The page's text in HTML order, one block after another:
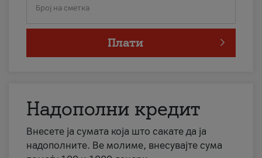
Број на сметка
Плати
Надополни кредит
Внесете ја сумата која што сакате да ја
надополните. Ве молиме, внесувајте сума